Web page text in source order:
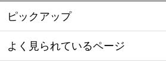
ピックアップ
よく見られているページ